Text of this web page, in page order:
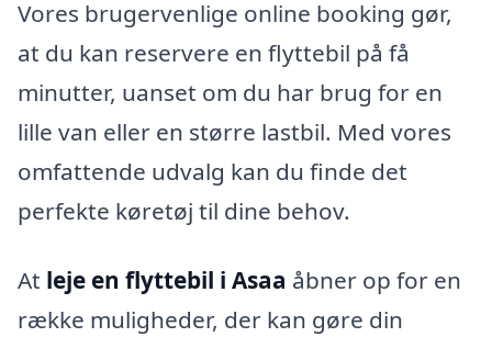
Vores brugervenlige online booking gør,
at du kan reservere en flyttebil på få
minutter, uanset om du har brug for en
lille van eller en større lastbil. Med vores
omfattende udvalg kan du finde det
perfekte køretøj til dine behov.
At leje en flyttebil i Asaa åbner op for en
række muligheder, der kan gøre din